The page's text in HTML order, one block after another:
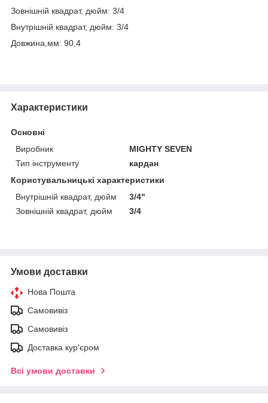
Зовнішній квадрат, дюйм: 3/4
Внутрішній квадрат, дюйм: 3/4
Довжина,мм: 90,4
Характеристики
Основні
Виробник
MIGHTY SEVEN
Тип інструменту
кардан
Користувальницькі характеристики
Внутрішній квадрат, дюйм
3/4"
Зовнішній квадрат, дюйм
3/4
Умови доставки
Нова Пошта
Самовивіз
Самовивіз
Доставка кур'єром
Всі умови доставки